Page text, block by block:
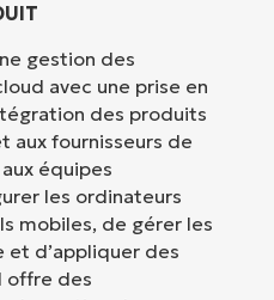
gestion des
avec une prise en
des produits
aux fournisseurs de
équipes
les ordinateurs
mobiles, de gérer les
et d’appliquer des
offre des